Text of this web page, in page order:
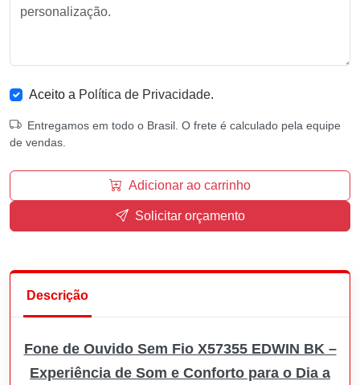
Aceito a Política de Privacidade.
Entregamos em todo o Brasil. O frete é calculado pela equipe
de vendas.
Adicionar ao carrinho
Solicitar orçamento
Descrição
Fone de Ouvido Sem Fio X57355 EDWIN BK –
Experiência de Som e Conforto para o Dia a